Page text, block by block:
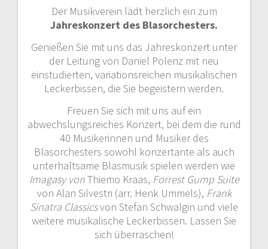
Der Musikverein lädt herzlich ein zum
Jahreskonzert des Blasorchesters.
Genießen Sie mit uns das Jahreskonzert unter
der Leitung von Daniel Polenz mit neu
einstudierten, variationsreichen musikalischen
Leckerbissen, die Sie begeistern werden.
Freuen Sie sich mit uns auf ein
abwechslungsreiches Konzert, bei dem die rund
40 Musikerinnen und Musiker des
Blasorchesters sowohl konzertante als auch
unterhaltsame Blasmusik spielen werden wie
Imagasy vonThiemo Kraas, Forrest Gump Suite
von Alan Silvestri (arr. Henk Ummels), Frank
Sinatra Classicsvon Stefan Schwalgin und viele
weitere musikalische Leckerbissen. Lassen Sie
sich überraschen!